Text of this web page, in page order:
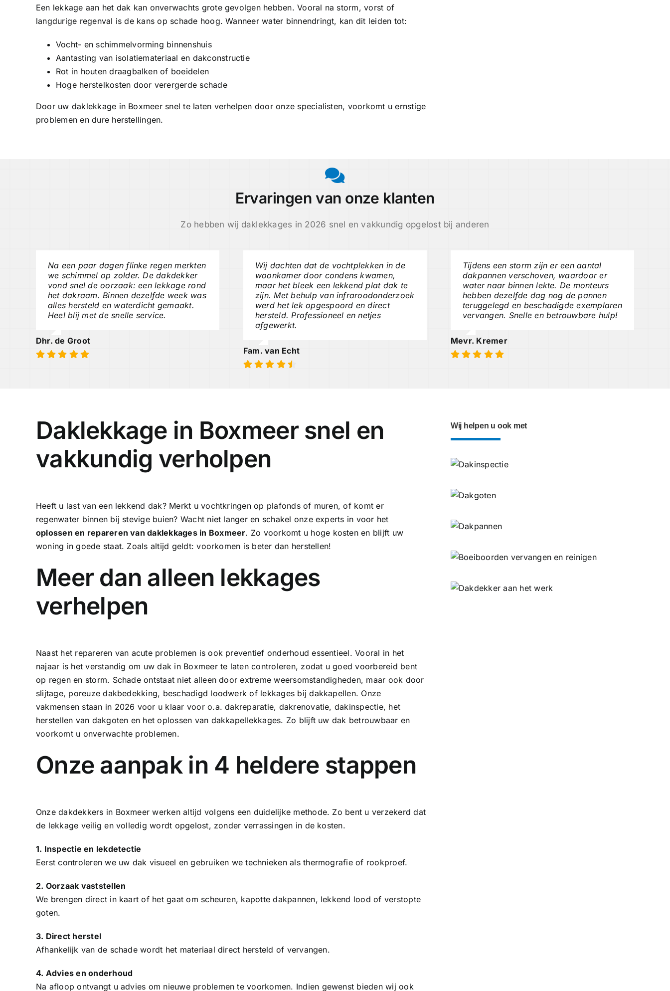
Een lekkage aan het dak kan onverwachts grote gevolgen hebben. Vooral na storm, vorst of
langdurige regenval is de kans op schade hoog. Wanneer water binnendringt, kan dit leiden tot:
Vocht- en schimmelvorming binnenshuis
Aantasting van isolatiemateriaal en dakconstructie
Rot in houten draagbalken of boeidelen
Hoge herstelkosten door verergerde schade
Door uw daklekkage in Boxmeer snel te laten verhelpen door onze specialisten, voorkomt u ernstige
problemen en dure herstellingen.
Ervaringen van onze klanten
Zo hebben wij daklekkages in 2026 snel en vakkundig opgelost bij anderen
Na een paar dagen flinke regen merkten
we schimmel op zolder. De dakdekker
vond snel de oorzaak: een lekkage rond
het dakraam. Binnen dezelfde week was
alles hersteld en waterdicht gemaakt.
Heel blij met de snelle service.
Dhr. de Groot
Wij dachten dat de vochtplekken in de
woonkamer door condens kwamen,
maar het bleek een lekkend plat dak te
zijn. Met behulp van infraroodonderzoek
werd het lek opgespoord en direct
hersteld. Professioneel en netjes
afgewerkt.
Fam. van Echt
Tijdens een storm zijn er een aantal
dakpannen verschoven, waardoor er
water naar binnen lekte. De monteurs
hebben dezelfde dag nog de pannen
teruggelegd en beschadigde exemplaren
vervangen. Snelle en betrouwbare hulp!
Mevr. Kremer
Daklekkage in Boxmeer snel en
vakkundig verholpen
Heeft u last van een lekkend dak? Merkt u vochtkringen op plafonds of muren, of komt er
regenwater binnen bij stevige buien? Wacht niet langer en schakel onze experts in voor het
oplossen en repareren van daklekkages in Boxmeer. Zo voorkomt u hoge kosten en blijft uw
woning in goede staat. Zoals altijd geldt: voorkomen is beter dan herstellen!
Meer dan alleen lekkages
verhelpen
Naast het repareren van acute problemen is ook preventief onderhoud essentieel. Vooral in het
najaar is het verstandig om uw dak in Boxmeer te laten controleren, zodat u goed voorbereid bent
op regen en storm. Schade ontstaat niet alleen door extreme weersomstandigheden, maar ook door
slijtage, poreuze dakbedekking, beschadigd loodwerk of lekkages bij dakkapellen. Onze
vakmensen staan in 2026 voor u klaar voor o.a.dakreparatie, dakrenovatie, dakinspectie, het
herstellen van dakgoten en het oplossen van dakkapellekkages. Zo blijft uw dak betrouwbaar en
voorkomt u onverwachte problemen.
Onze aanpak in 4 heldere stappen
Onze dakdekkers in Boxmeer werken altijd volgens een duidelijke methode. Zo bent u verzekerd dat
de lekkage veilig en volledig wordt opgelost, zonder verrassingen in de kosten.
1. Inspectie en lekdetectie
Eerst controleren we uw dak visueel en gebruiken we technieken als thermografie of rookproef.
2. Oorzaak vaststellen
We brengen direct in kaart of het gaat om scheuren, kapottedakpannen, lekkend lood of verstopte
goten.
3. Direct herstel
Afhankelijk van de schade wordt het materiaal direct hersteld of vervangen.
4. Advies en onderhoud
Na afloop ontvangt u advies om nieuwe problemen te voorkomen. Indien gewenst bieden wij ook
Wij helpen u ook met